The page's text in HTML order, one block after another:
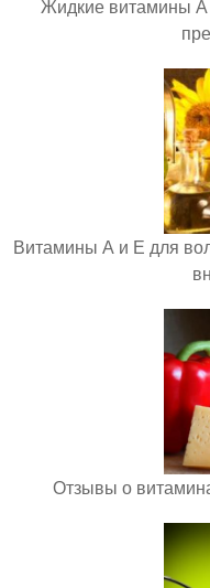
Жидкие витамины А
Витамины А и Е для
Отзывы о